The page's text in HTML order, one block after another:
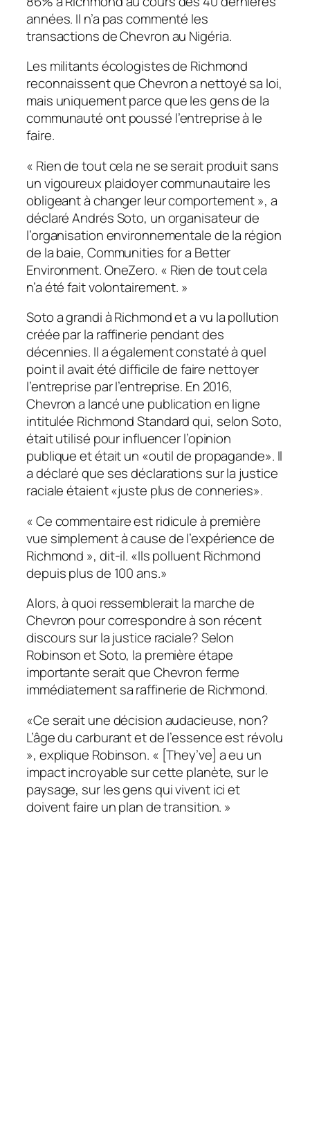
années. Il n’a pas commenté les
transactions de Chevron au Nigéria.
Les militants écologistes de Richmond
reconnaissent que Chevron a nettoyé sa loi,
mais uniquement parce que les gens de la
communauté ont poussé l’entreprise à le
faire.
« Rien de tout cela ne se serait produit sans
un vigoureux plaidoyer communautaire les
obligeant à changer leur comportement », a
déclaré Andrés Soto, un organisateur de
l’organisation environnementale de la région
de la baie, Communities for a Better
Environment.OneZero. « Rien de tout cela
n’a été fait volontairement. »
Soto a grandi à Richmond et a vu la pollution
créée par la raffinerie pendant des
décennies. Il a également constaté à quel
point il avait été difficile de faire nettoyer
l’entreprise par l’entreprise. En 2016,
Chevron a lancé une publication en ligne
intitulée Richmond Standardqui, selon Soto,
était utilisé pour influencer l’opinion
publique et était un «outil de propagande». Il
a déclaré que ses déclarations sur la justice
raciale étaient «juste plus de conneries».
« Ce commentaire est ridicule à première
vue simplement à cause de l’expérience de
Richmond », dit-il. «Ils polluent Richmond
depuis plus de 100 ans.»
Alors, à quoi ressemblerait la marche de
Chevron pour correspondre à son récent
discours sur la justice raciale? Selon
Robinson et Soto, la première étape
importante serait que Chevron ferme
immédiatement sa raffinerie de Richmond.
«Ce serait une décision audacieuse, non?
L’âge du carburant et de l’essence est révolu
», explique Robinson. « [They’ve] a eu un
impact incroyable sur cette planète, sur le
paysage, sur les gens qui vivent ici et
doivent faire un plan de transition. »